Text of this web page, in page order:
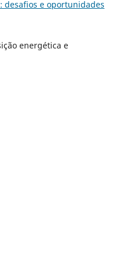
desafios e oportunidades
energética e